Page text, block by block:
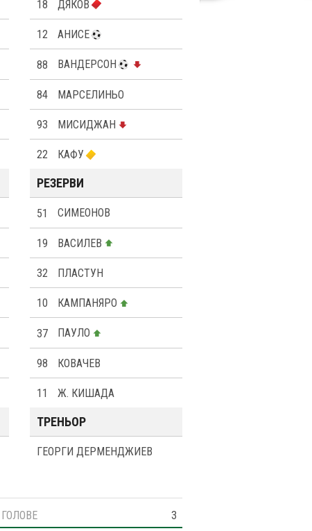
18 ДЯКОВ
12 АНИСЕ
88 ВАНДЕРСОН
84 МАРСЕЛИНЬО
93 МИСИДЖАН
22 КАФУ
РЕЗЕРВИ
51 СИМЕОНОВ
19 ВАСИЛЕВ
32 ПЛАСТУН
10 КАМПАНЯРО
37 ПАУЛО
98 КОВАЧЕВ
11 Ж. КИШАДА
ТРЕНЬОР
ГЕОРГИ ДЕРМЕНДЖИЕВ
ГОЛОВЕ
3